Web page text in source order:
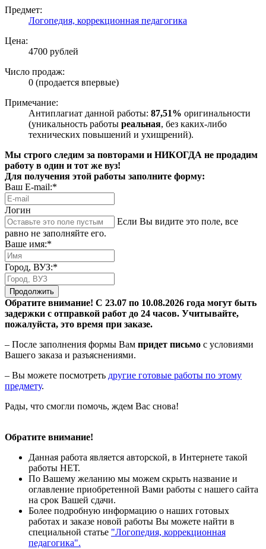
Предмет:
Логопедия, коррекционная педагогика
Цена:
4700 рублей
Число продаж:
0 (продается впервые)
Примечание:
Антиплагиат данной работы: 87,51% оригинальности
(уникальность работы реальная, без каких-либо
технических повышений и ухищрений).
Мы строго следим за повторами и НИКОГДА не продадим
работу в один и тот же вуз!
Для получения этой работы заполните форму:
Ваш E-mail:*
Логин
Если Вы видите это поле, все
равно не заполняйте его.
Ваше имя:*
Город, ВУЗ:*
Продолжить
Обратите внимание! С 23.07 по 10.08.2026 года могут быть
задержки с отправкой работ до 24 часов. Учитывайте,
пожалуйста, это время при заказе.
– После заполнения формы Вам придет письмо с условиями
Вашего заказа и разъяснениями.
– Вы можете посмотреть другие готовые работы по этому
предмету.
Рады, что смогли помочь, ждем Вас снова!
Обратите внимание!
Данная работа является авторской, в Интернете такой
работы НЕТ.
По Вашему желанию мы можем скрыть название и
оглавление приобретенной Вами работы с нашего сайта
на срок Вашей сдачи.
Более подробную информацию о наших готовых
работах и заказе новой работы Вы можете найти в
специальной статье "Логопедия, коррекционная
педагогика".